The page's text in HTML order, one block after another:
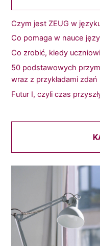
Czym jest ZEUG w
Co pomaga w nauce
Co zrobić, kiedy
50 podstawowych
wraz z przykładami zdań
Futur I, czyli czas